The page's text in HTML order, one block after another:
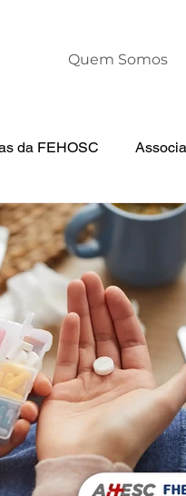
Quem Somos
da FEHOSC
Notícias da AHESC